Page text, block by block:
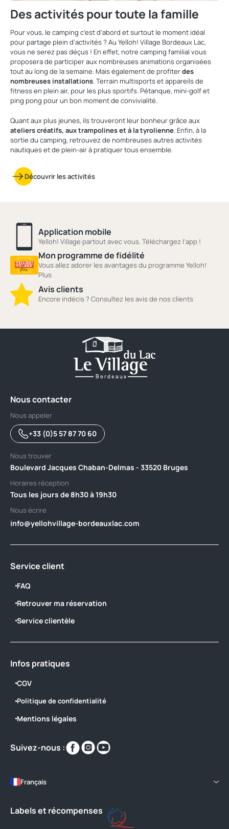
Des activités pour toute la famille
Pour vous, le camping c’est d’abord et surtout le moment idéal
pour partage plein d’activités ? Au Yelloh! Village Bordeaux Lac,
vous ne serez pas déçus ! En effet, notre camping familial vous
proposera de participer aux nombreuses animations organisées
tout au long de la semaine. Mais également de profiterdes
nombreuses installations. Terrain multisports et appareils de
fitness en plein air, pour les plus sportifs. Pétanque, mini-golf et
ping pong pour un bon moment de convivialité.
Quant aux plus jeunes, ils trouveront leur bonheur grâce aux
ateliers créatifs, aux trampolines et à la tyrolienne. Enfin, à la
sortie du camping, retrouvez de nombreuses autres activités
nautiques et de plein-air à pratiquer tous ensemble.
Découvrir les activités
Application mobile
Yelloh! Village partout avec vous. Téléchargez l'app !
Mon programme de fidélité
Vous allez adorer les avantages du programme Yelloh!
Plus
Avis clients
Encore indécis ? Consultez les avis de nos clients
Nous contacter
Nous appeler
+33 (0)5 57 87 70 60
Nous trouver
Boulevard Jacques Chaban-Delmas - 33520 Bruges
Horaires réception
Tous les jours de 8h30 à 19h30
Nous écrire
info@yellohvillage-bordeauxlac.com
Service client
FAQ
Retrouver ma réservation
Service clientèle
Infos pratiques
CGV
Politique de confidentialité
Mentions légales
Suivez-nous :
Retrouvez-
nous
https://www.facebook.com/
Retrouvez-
nous
https://www.instagram.com/
https://www.youtube.com/
Français
Labels et récompenses